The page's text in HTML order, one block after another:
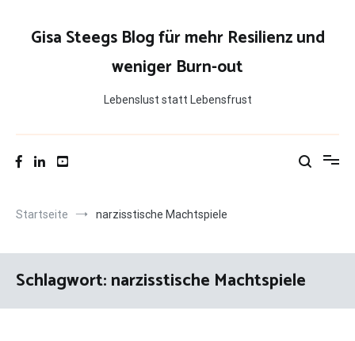
springenGisa Steegs Blog für mehr Resilienz und
weniger Burn-out
Lebenslust statt Lebensfrust
Startseite narzisstische Machtspiele
Schlagwort:narzisstische Machtspiele